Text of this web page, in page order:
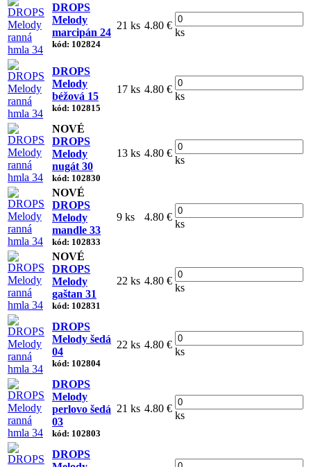
DROPS
Melody
marcipán 24
kód: 102824
21 ks 4.80 €
ks
DROPS
Melody
béžová 15
kód: 102815
17 ks 4.80 €
ks
NOVÉ
DROPS
Melody
nugát 30
kód: 102830
13 ks 4.80 €
ks
NOVÉ
DROPS
Melody
mandle 33
kód: 102833
9 ks 4.80 €
ks
NOVÉ
DROPS
Melody
gaštan 31
kód: 102831
22 ks 4.80 €
ks
DROPS
Melody šedá
04
kód: 102804
22 ks 4.80 €
ks
DROPS
Melody
perlovo šedá
03
kód: 102803
21 ks 4.80 €
ks
DROPS